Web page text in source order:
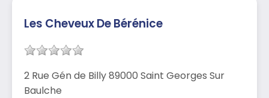
Les Cheveux De Bérénice
2 Rue Gén de Billy 89000 Saint Georges Sur
Baulche